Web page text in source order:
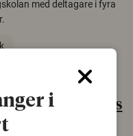
med deltagare i fyra
var Sveriges
i